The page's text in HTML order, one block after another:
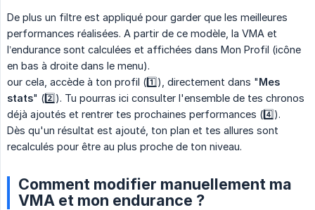
De plus un filtre est appliqué pour garder que les meilleures
performances réalisées. A partir de ce modèle, la VMA et
l’endurance sont calculées et affichées dans Mon Profil (icône
en bas à droite dans le menu).
our cela, accède à ton profil (1️⃣), directement dans "Mes
stats" (2️⃣). Tu pourras ici consulter l'ensemble de tes chronos
déjà ajoutés et rentrer tes prochaines performances (4️⃣).
Dès qu'un résultat est ajouté, ton plan et tes allures sont
recalculés pour être au plus proche de ton niveau.
Comment modifier manuellement ma
VMA et mon endurance ?